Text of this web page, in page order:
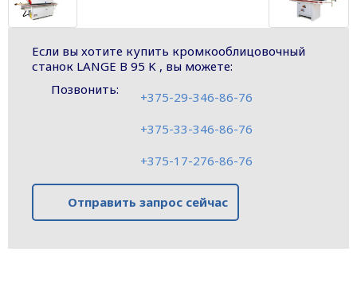
Если вы хотите купить кромкооблицовочный
станок LANGE B 95 K , вы можете:
Позвонить:
+375-29-346-86-76
+375-33-346-86-76
+375-17-276-86-76
Отправить запрос сейчас